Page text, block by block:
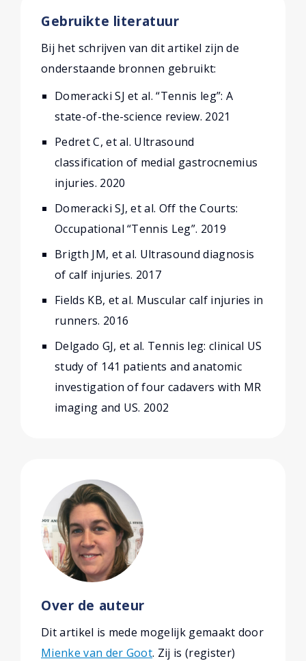
Gebruikte literatuur
Bij het schrijven van dit artikel zijn de
onderstaande bronnen gebruikt:
Domeracki SJ et al. “Tennis leg”: A
state-of-the-science review. 2021
Pedret C, et al. Ultrasound
classification of medial gastrocnemius
injuries. 2020
Domeracki SJ, et al. Off the Courts:
Occupational “Tennis Leg”. 2019
Brigth JM, et al. Ultrasound diagnosis
of calf injuries. 2017
Fields KB, et al. Muscular calf injuries in
runners. 2016
Delgado GJ, et al. Tennis leg: clinical US
study of 141 patients and anatomic
investigation of four cadavers with MR
imaging and US. 2002
Over de auteur
Dit artikel is mede mogelijk gemaakt door
Mienke van der Goot. Zij is (register)